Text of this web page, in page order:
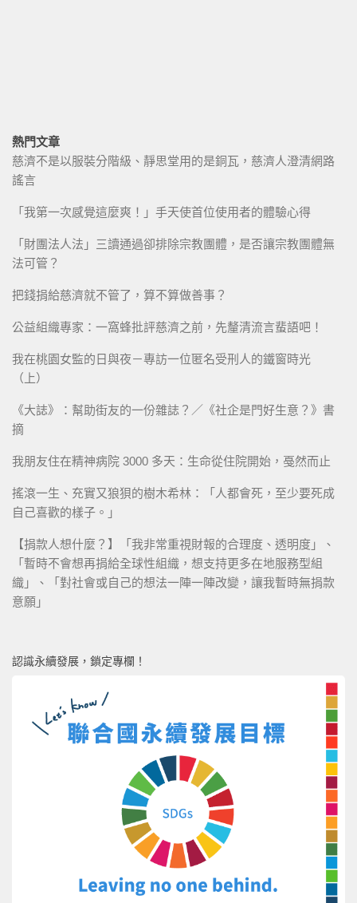
熱門文章
慈濟不是以服裝分階級、靜思堂用的是銅瓦，慈濟人澄清網路
謠言
「我第一次感覺這麼爽！」手天使首位使用者的體驗心得
「財團法人法」三讀通過卻排除宗教團體，是否讓宗教團體無
法可管？
把錢捐給慈濟就不管了，算不算做善事？
公益組織專家：一窩蜂批評慈濟之前，先釐清流言蜚語吧！
我在桃園女監的日與夜－專訪一位匿名受刑人的鐵窗時光
（上）
《大誌》：幫助街友的一份雜誌？／《社企是門好生意？》書
摘
我朋友住在精神病院 3000 多天：生命從住院開始，戞然而止
搖滾一生、充實又狼狽的樹木希林：「人都會死，至少要死成
自己喜歡的樣子。」
【捐款人想什麼？】「我非常重視財報的合理度、透明度」、
「暫時不會想再捐給全球性組織，想支持更多在地服務型組
織」、「對社會或自己的想法一陣一陣改變，讓我暫時無捐款
意願」
認識永續發展，鎖定專欄！